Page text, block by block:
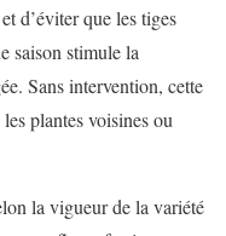
d’éviter que les tiges
saison stimule la
Sans intervention, cette
plantes voisines ou
la vigueur de la variété